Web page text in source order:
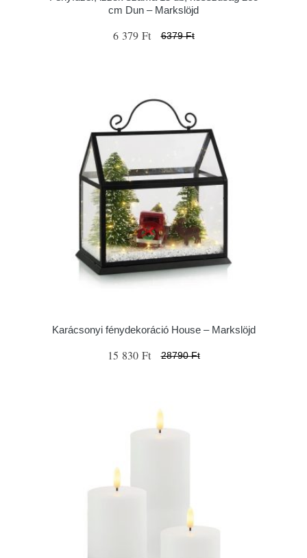
cm Dun – Markslöjd
6 379 Ft 6379 Ft
Karácsonyi fénydekoráció House – Markslöjd
15 830 Ft 28790 Ft